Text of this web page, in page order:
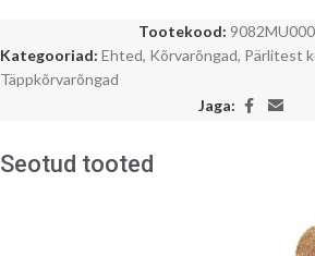
Tootekood:
Kategooriad: Ehted, Kõrvarõngad, Pärlitest
Täppkõrvarõngad
Jaga:
Seotud tooted